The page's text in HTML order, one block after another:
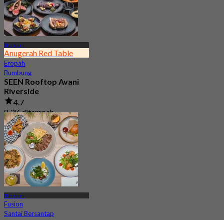
Thonburi
Anugerah Red Table
Eropah
Bumbung
SEEN Rooftop Avani
Riverside
4.7
8.3K ditempah
Dari฿ 1,995
Thonburi
Fusion
Santai Bersantap